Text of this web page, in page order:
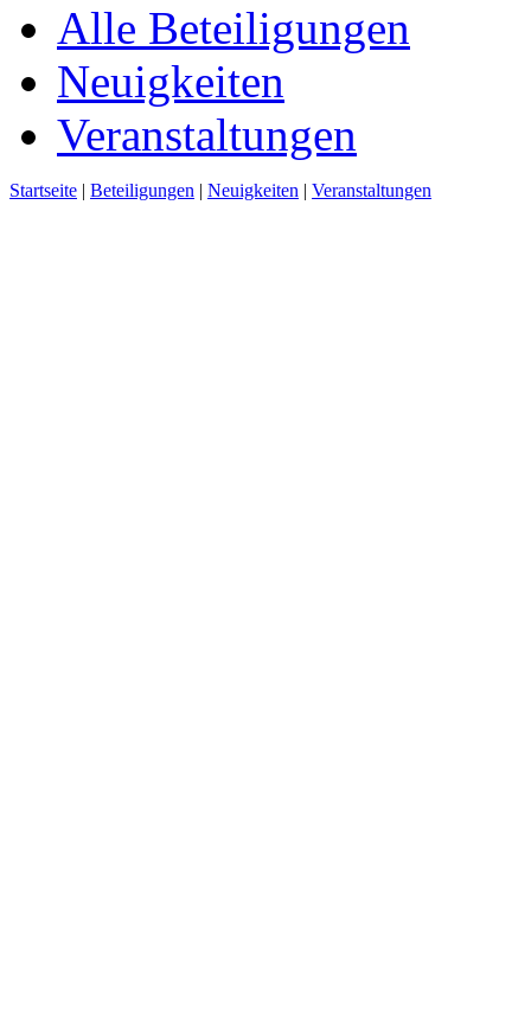
Alle Beteiligungen
Neuigkeiten
Veranstaltungen
Startseite | Beteiligungen | Neuigkeiten | Veranstaltungen